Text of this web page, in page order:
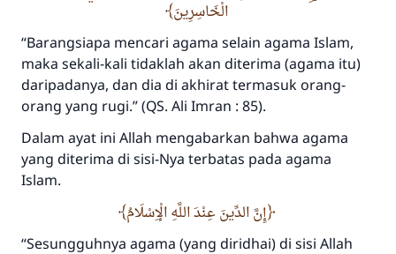
الْخَاسِرِينَ
“Barangsiapa mencari agama selain agama Islam,
maka sekali-kali tidaklah akan diterima (agama itu)
daripadanya, dan dia di akhirat termasuk orang-
orang yang rugi.”(QS. Ali Imran : 85).
Dalam ayat ini Allah mengabarkan bahwa agama
yang diterima di sisi-Nya terbatas pada agama
Islam.
إِنَّ الدِّينَ عِنْدَ اللَّهِ الْإِسْلَامُ
“Sesungguhnya agama (yang diridhai) di sisi Allah